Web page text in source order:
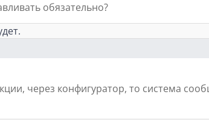
обязательно?
через конфигуратор, то система